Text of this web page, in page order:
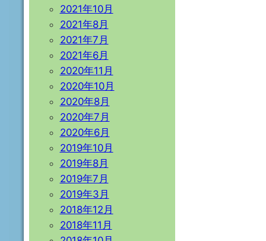
2021年10月
2021年8月
2021年7月
2021年6月
2020年11月
2020年10月
2020年8月
2020年7月
2020年6月
2019年10月
2019年8月
2019年7月
2019年3月
2018年12月
2018年11月